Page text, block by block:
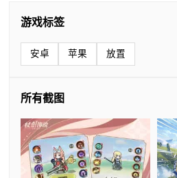
游戏标签
安卓 苹果 放置
所有截图